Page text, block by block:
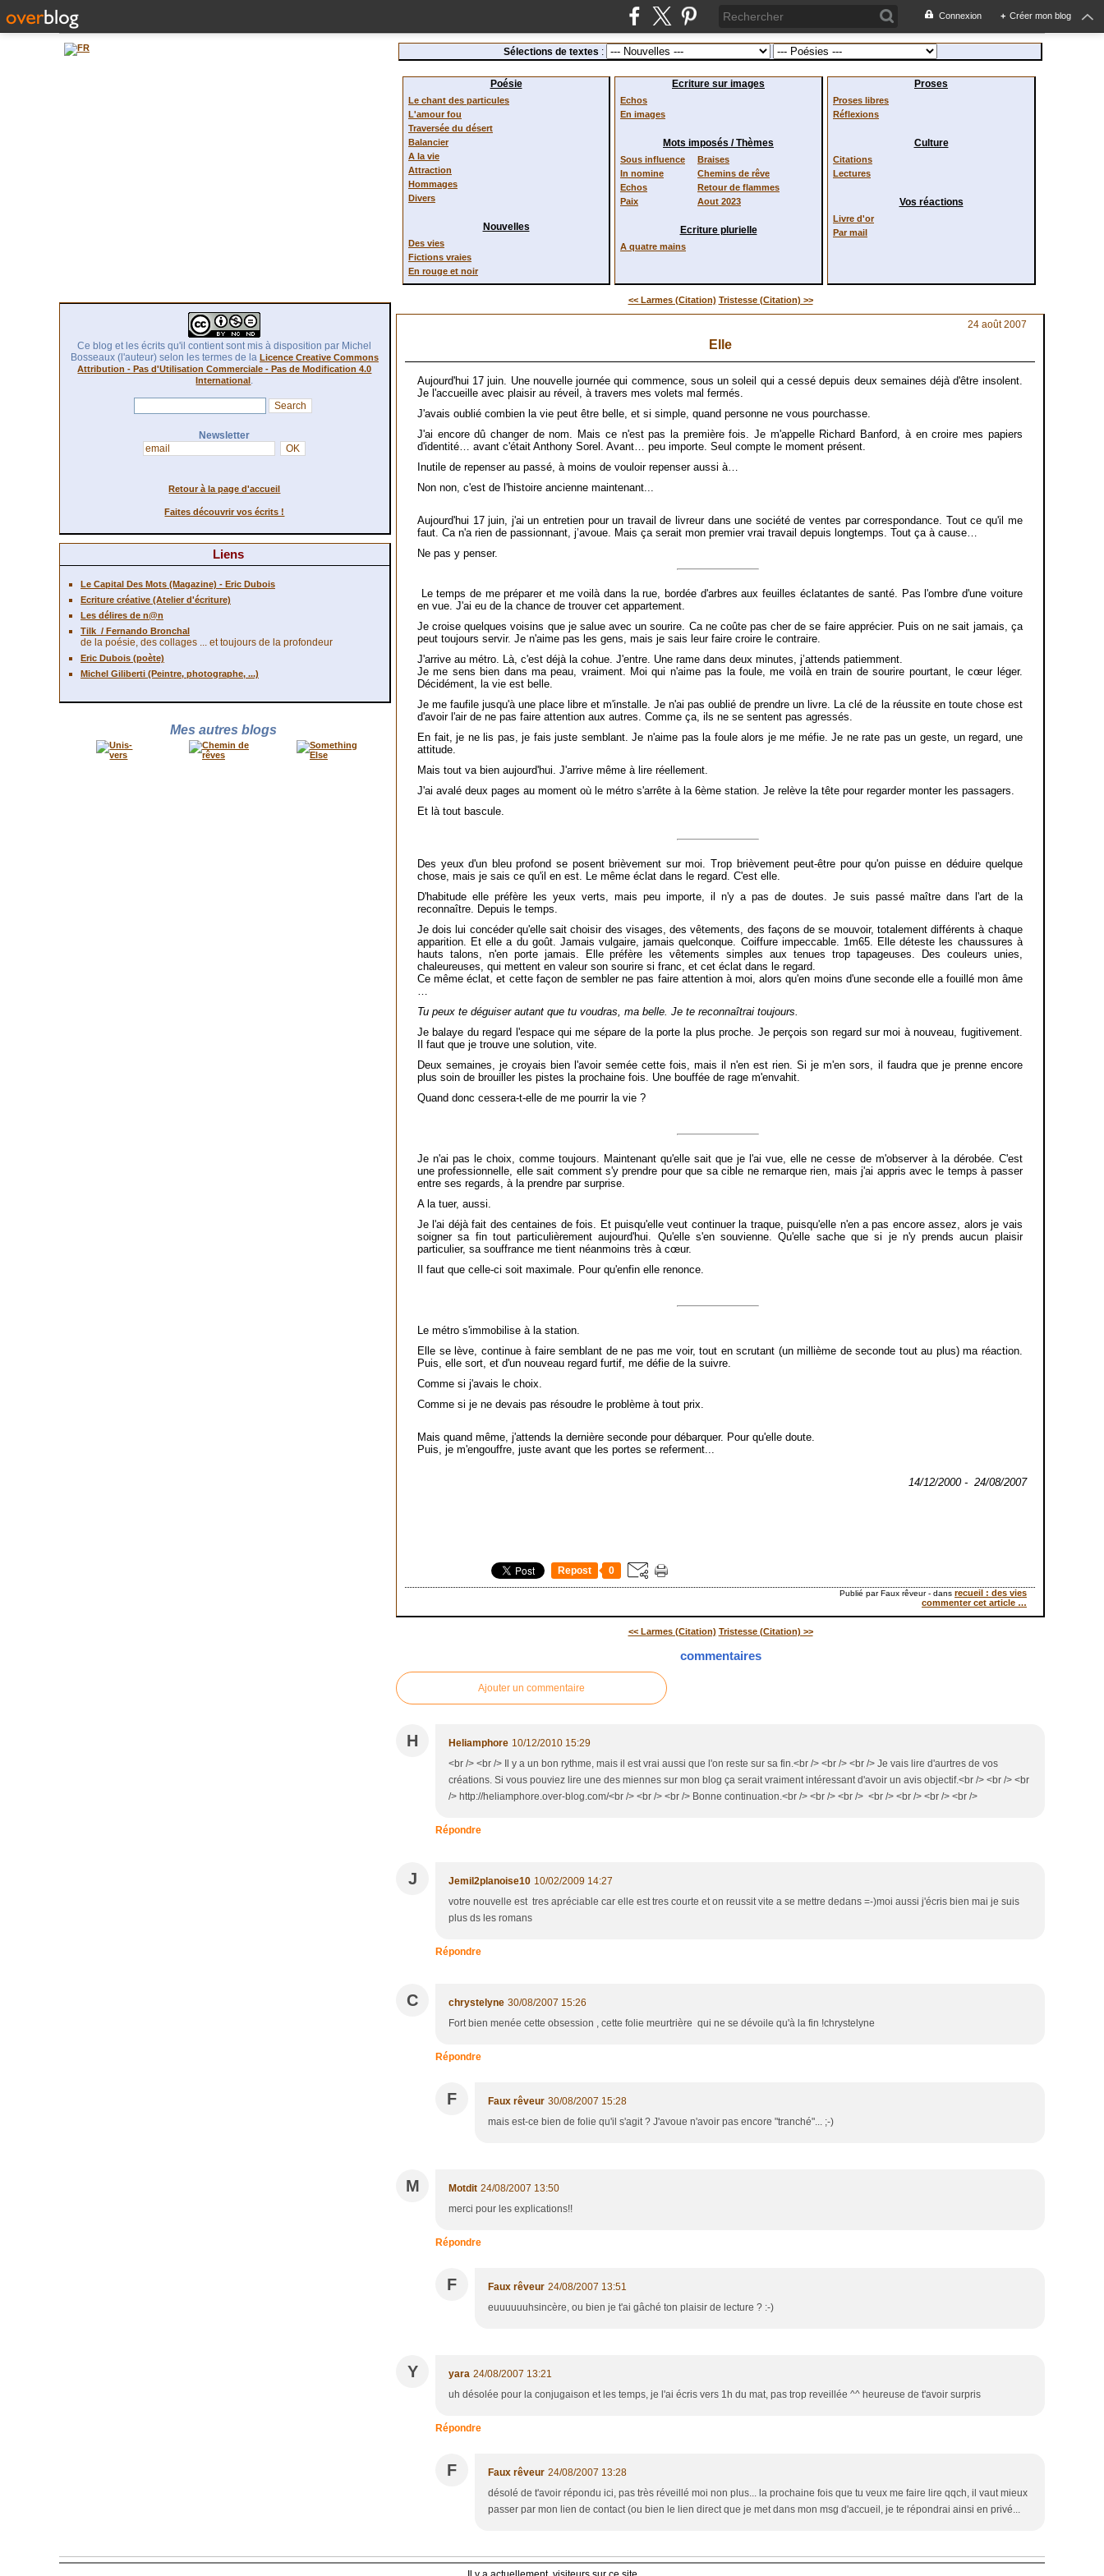
Connexion + Créer mon blog
Sélections de textes :
Poésie
Le chant des particules
L'amour fou
Traversée du désert
Balancier
A la vie
Attraction
Hommages
Divers
Nouvelles
Des vies
Fictions vraies
En rouge et noir
Ecriture sur images
Echos
En images
Mots imposés / Thèmes
Sous influence
In nomine
Echos
Paix
Braises
Chemins de rêve
Retour de flammes
Aout 2023
Ecriture plurielle
A quatre mains
Proses
Proses libres
Réflexions
Culture
Citations
Lectures
Vos réactions
Livre d'or
Par mail
Ce blog et les écrits qu'il contient sont mis à disposition par Michel
Bosseaux (l'auteur) selon les termes de la Licence Creative Commons
Attribution - Pas d'Utilisation Commerciale - Pas de Modification 4.0
International.
Newsletter
Retour à la page d'accueil
Faites découvrir vos écrits !
Liens
Le Capital Des Mots (Magazine) - Eric Dubois
Ecriture créative (Atelier d'écriture)
Les délires de n@n
Tilk / Fernando Bronchal
de la poésie, des collages ... et toujours de la profondeur
Eric Dubois (poète)
Michel Giliberti (Peintre, photographe, ...)
Mes autres blogs
<< Larmes (Citation) Tristesse (Citation) >>
24 août 2007
Elle
Aujourd'hui 17 juin. Une nouvelle journée qui commence, sous un soleil qui a cessé depuis deux semaines déjà d'être insolent.
Je l'accueille avec plaisir au réveil, à travers mes volets mal fermés.
J'avais oublié combien la vie peut être belle, et si simple, quand personne ne vous pourchasse.
J'ai encore dû changer de nom. Mais ce n'est pas la première fois. Je m'appelle Richard Banford, à en croire mes papiers
d'identité… avant c'était Anthony Sorel. Avant… peu importe. Seul compte le moment présent.
Inutile de repenser au passé, à moins de vouloir repenser aussi à…
Non non, c'est de l'histoire ancienne maintenant...
Aujourd'hui 17 juin, j'ai un entretien pour un travail de livreur dans une société de ventes par correspondance. Tout ce qu'il me
faut. Ca n'a rien de passionnant, j’avoue. Mais ça serait mon premier vrai travail depuis longtemps. Tout ça à cause…
Ne pas y penser.
Le temps de me préparer et me voilà dans la rue, bordée d'arbres aux feuilles éclatantes de santé. Pas l'ombre d'une voiture
en vue. J'ai eu de la chance de trouver cet appartement.
Je croise quelques voisins que je salue avec un sourire. Ca ne coûte pas cher de se faire apprécier. Puis on ne sait jamais, ça
peut toujours servir. Je n'aime pas les gens, mais je sais leur faire croire le contraire.
J'arrive au métro. Là, c'est déjà la cohue. J'entre. Une rame dans deux minutes, j’attends patiemment.
Je me sens bien dans ma peau, vraiment. Moi qui n'aime pas la foule, me voilà en train de sourire pourtant, le cœur léger.
Décidément, la vie est belle.
Je me faufile jusqu'à une place libre et m'installe. Je n'ai pas oublié de prendre un livre. La clé de la réussite en toute chose est
d'avoir l'air de ne pas faire attention aux autres. Comme ça, ils ne se sentent pas agressés.
En fait, je ne lis pas, je fais juste semblant. Je n'aime pas la foule alors je me méfie. Je ne rate pas un geste, un regard, une
attitude.
Mais tout va bien aujourd'hui. J'arrive même à lire réellement.
J'ai avalé deux pages au moment où le métro s'arrête à la 6ème station. Je relève la tête pour regarder monter les passagers.
Et là tout bascule.
Des yeux d'un bleu profond se posent brièvement sur moi. Trop brièvement peut-être pour qu'on puisse en déduire quelque
chose, mais je sais ce qu'il en est. Le même éclat dans le regard. C'est elle.
D'habitude elle préfère les yeux verts, mais peu importe, il n'y a pas de doutes. Je suis passé maître dans l'art de la
reconnaître. Depuis le temps.
Je dois lui concéder qu'elle sait choisir des visages, des vêtements, des façons de se mouvoir, totalement différents à chaque
apparition. Et elle a du goût. Jamais vulgaire, jamais quelconque. Coiffure impeccable. 1m65. Elle déteste les chaussures à
hauts talons, n'en porte jamais. Elle préfère les vêtements simples aux tenues trop tapageuses. Des couleurs unies,
chaleureuses, qui mettent en valeur son sourire si franc, et cet éclat dans le regard.
Ce même éclat, et cette façon de sembler ne pas faire attention à moi, alors qu'en moins d'une seconde elle a fouillé mon âme
Tu peux te déguiser autant que tu voudras, ma belle. Je te reconnaîtrai toujours.
Je balaye du regard l'espace qui me sépare de la porte la plus proche. Je perçois son regard sur moi à nouveau, fugitivement.
Il faut que je trouve une solution, vite.
Deux semaines, je croyais bien l'avoir semée cette fois, mais il n'en est rien. Si je m'en sors, il faudra que je prenne encore
plus soin de brouiller les pistes la prochaine fois. Une bouffée de rage m'envahit.
Quand donc cessera-t-elle de me pourrir la vie ?
Je n'ai pas le choix, comme toujours. Maintenant qu'elle sait que je l'ai vue, elle ne cesse de m'observer à la dérobée. C'est
une professionnelle, elle sait comment s'y prendre pour que sa cible ne remarque rien, mais j'ai appris avec le temps à passer
entre ses regards, à la prendre par surprise.
A la tuer, aussi.
Je l'ai déjà fait des centaines de fois. Et puisqu'elle veut continuer la traque, puisqu'elle n'en a pas encore assez, alors je vais
soigner sa fin tout particulièrement aujourd'hui. Qu'elle s'en souvienne. Qu'elle sache que si je n'y prends aucun plaisir
particulier, sa souffrance me tient néanmoins très à cœur.
Il faut que celle-ci soit maximale. Pour qu'enfin elle renonce.
Le métro s'immobilise à la station.
Elle se lève, continue à faire semblant de ne pas me voir, tout en scrutant (un millième de seconde tout au plus) ma réaction.
Puis, elle sort, et d'un nouveau regard furtif, me défie de la suivre.
Comme si j'avais le choix.
Comme si je ne devais pas résoudre le problème à tout prix.
Mais quand même, j'attends la dernière seconde pour débarquer. Pour qu'elle doute.
Puis, je m'engouffre, juste avant que les portes se referment...
14/12/2000 - 24/08/2007
Repost 0
Publié par Faux rêveur - dans recueil : des vies
commenter cet article …
<< Larmes (Citation) Tristesse (Citation) >>
commentaires
Ajouter un commentaire
H Heliamphore 10/12/2010 15:29
<br /> <br /> Il y a un bon rythme, mais il est vrai aussi que l'on reste sur sa fin.<br /> <br /> <br /> Je vais lire d'aurtres de vos
créations. Si vous pouviez lire une des miennes sur mon blog ça serait vraiment intéressant d'avoir un avis objectif.<br /> <br /> <br
/> http://heliamphore.over-blog.com/<br /> <br /> <br /> Bonne continuation.<br /> <br /> <br /> <br /> <br /> <br /> <br />
Répondre
J Jemil2planoise10 10/02/2009 14:27
votre nouvelle est tres apréciable car elle est tres courte et on reussit vite a se mettre dedans =-)moi aussi j'écris bien mai je suis
plus ds les romans
Répondre
C chrystelyne 30/08/2007 15:26
Fort bien menée cette obsession , cette folie meurtrière qui ne se dévoile qu'à la fin !chrystelyne
Répondre
F Faux rêveur 30/08/2007 15:28
mais est-ce bien de folie qu'il s'agit ? J'avoue n'avoir pas encore "tranché"... ;-)
M Motdit 24/08/2007 13:50
merci pour les explications!!
Répondre
F Faux rêveur 24/08/2007 13:51
euuuuuuhsincère, ou bien je t'ai gâché ton plaisir de lecture ? :-)
Y yara 24/08/2007 13:21
uh désolée pour la conjugaison et les temps, je l'ai écris vers 1h du mat, pas trop reveillée ^^ heureuse de t'avoir surpris
Répondre
F Faux rêveur 24/08/2007 13:28
désolé de t'avoir répondu ici, pas très réveillé moi non plus... la prochaine fois que tu veux me faire lire qqch, il vaut mieux
passer par mon lien de contact (ou bien le lien direct que je met dans mon msg d'accueil, je te répondrai ainsi en privé...